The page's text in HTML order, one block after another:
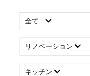
全て
リノベーション
キッチン